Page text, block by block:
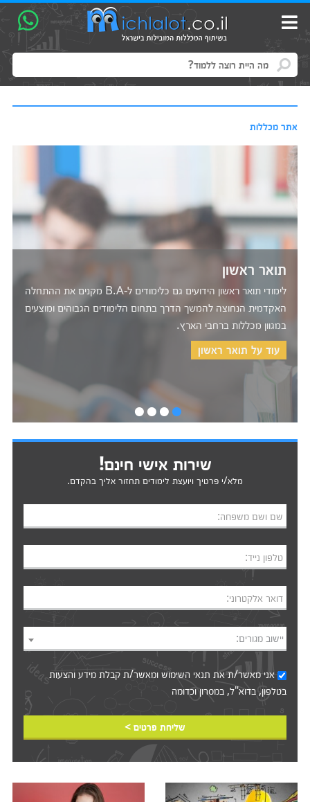
אתר מכללות
•
•
•
•
תואר שני
תואר שני נלמד במספר רב של מכללות בארץ. קיים מגוון רחב של
מכללות מקצועיות בהן מכללות רב תחומיות, מכללות להנדסה,
מכללות לחינוך, מכללות טכנולוגיות ללימודי הנדסאים, מכללות
למשפטים ועוד.
עוד על תואר שני
שירות אישי חינם!
מלא/י פרטיך ויועצת לימודים תחזור אליך בהקדם.
שם ושם משפחה:
טלפון נייד:
דואר אלקטרוני:
יישוב מגורים:
אני מאשר/ת את תנאי השימושומאשר/ת קבלת מידע והצעות
בטלפון, בדוא"ל, במסרון וכדומה‎‎
שליחת פרטים >